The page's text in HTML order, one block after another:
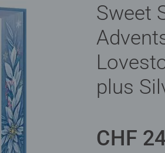
Sweet
plus
CHF